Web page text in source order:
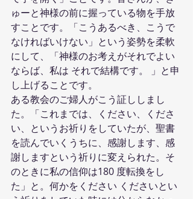
ゅーと神様の前に握っている物を手放
すことです。「こうあるべき、こうで
なければいけない」という姿勢を柔軟
にして、「神様のお考えがそれでよい
ならば、私は それで結構です。 」と申
し上げることです。
ある教会のご婦人がこう証ししまし
た。「これまでは、ください、くださ
い、というお祈りをしていたが、聖書
を読んでいくうちに、感謝します、感
謝しますという祈りに変えられた。そ
のときに私の信仰は180 度転換をし
た」と。何かをください くださいとい